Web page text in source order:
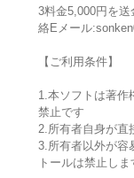
3料金5,000円を
絡Eメール
【ご利用条件】
1.本ソフトは著作
禁止です
2.所有者自身が直
3.所有者以外が容
トールは禁止しま